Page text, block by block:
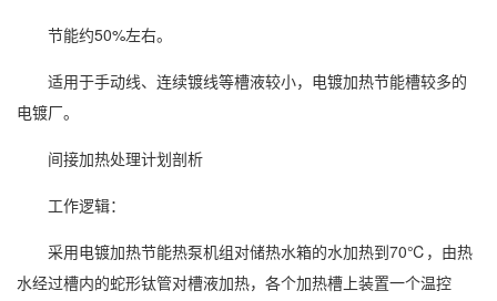
节能约50%左右。
适用于手动线、连续镀线等槽液较小，电镀加热节能槽较多的
电镀厂。
间接加热处理计划剖析
工作逻辑：
采用电镀加热节能热泵机组对储热水箱的水加热到70℃，由热
水经过槽内的蛇形钛管对槽液加热，各个加热槽上装置一个温控